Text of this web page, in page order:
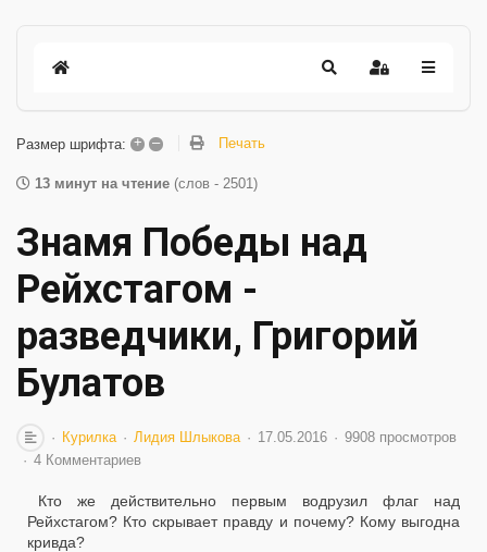
Размер шрифта: + – Печать
13 минут на чтение (слов - 2501)
Знамя Победы над
Рейхстагом -
разведчики, Григорий
Булатов
Курилка Лидия Шлыкова 17.05.2016
9908 просмотров
4 Комментариев
Кто же действительно первым водрузил флаг над
Рейхстагом? Кто скрывает правду и почему? Кому выгодна
кривда?